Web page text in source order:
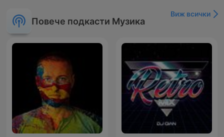
Повече подкасти Музика
Виж всички